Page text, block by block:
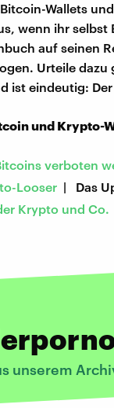
Wallets
wenn ihr
auf seinen
Urteile dazu
ist eindeutig:
und Krypto-
verboten
Looser | Das
Krypto und Co.
unserem